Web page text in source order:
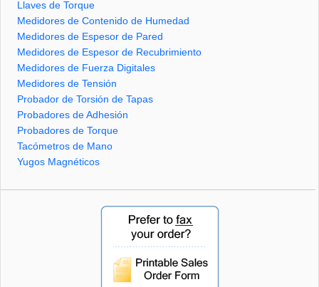
Llaves de Torque
Medidores de Contenido de Humedad
Medidores de Espesor de Pared
Medidores de Espesor de Recubrimiento
Medidores de Fuerza Digitales
Medidores de Tensión
Probador de Torsión de Tapas
Probadores de Adhesión
Probadores de Torque
Tacómetros de Mano
Yugos Magnéticos